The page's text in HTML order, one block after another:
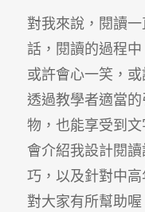
對我來說，閱讀
話，閱讀的過程中
或許會心一笑，
透過教學者適當
物，也能享受到
會介紹我設計閱
巧，以及針對中
對大家有所幫助喔